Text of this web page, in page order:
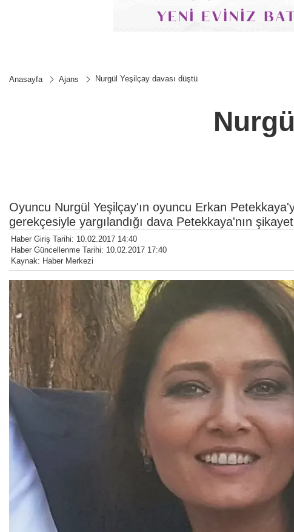
Anasayfa Ajans Nurgül Yeşilçay davası düştü
Oyuncu Nurgül Yeşilçay'ın oyuncu Erkan
gerekçesiyle yargılandığı dava Petekkaya'nın
Haber Giriş Tarihi: 10.02.2017 14:40
Haber Güncellenme Tarihi: 10.02.2017 17:40
Kaynak: Haber Merkezi